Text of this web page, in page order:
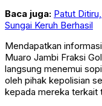
Baca juga: Patut
Sungai Keruh Berhasil
Mendapatkan
Muaro Jambi Fraksi
langsung menemui
oleh pihak kepolisian
kepada mereka terkait